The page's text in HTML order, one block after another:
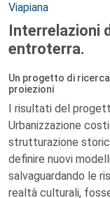
Viapiana
Interrelazioni
entroterra.
Un progetto di
proiezioni
I risultati del
Urbanizzazione
strutturazione
definire nuovi
salvaguardando le
realtà culturali,